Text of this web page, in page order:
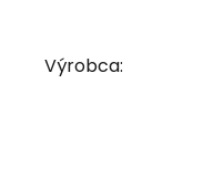
Výrobca: